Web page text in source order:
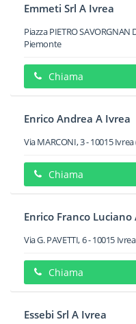
Emmeti Srl A Ivrea
Piazza PIETRO SAVORGNAN
Piemonte
Chiama
Enrico Andrea A Ivrea
Via MARCONI, 3-10015 Ivrea
Chiama
Enrico Franco Luciano
Via G. PAVETTI, 6-10015 Ivrea
Chiama
Essebi Srl A Ivrea